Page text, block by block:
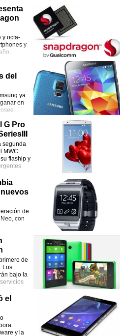
y octa-
y
del
ya
en
G Pro
segunda
MWC
flaship y
de
con
de
Los
bajo la
el
y la